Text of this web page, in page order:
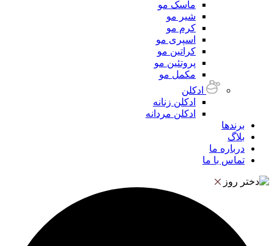
ماسک مو
شیر مو
کرم مو
اسپری مو
کراتین مو
پروتئین مو
مکمل مو
ادکلن
ادکلن زنانه
ادکلن مردانه
برندها
بلاگ
درباره ما
تماس با ما